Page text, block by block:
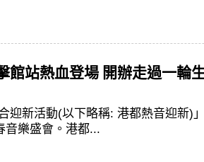
館站熱血登場 開辦走過一輪
迎新活動(以下略稱: 港都熱音迎新)
音樂盛會。港都...